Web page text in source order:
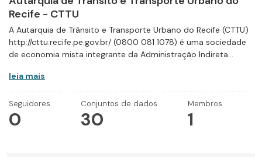
Recife - CTTU
A Autarquia de Trânsito e Transporte Urbano do Recife (CTTU)
http://cttu.recife.pe.gov.br/ (0800 081 1078) é uma sociedade
de economia mista integrante da Administração Indireta...
leia mais
Seguidores
0
Conjuntos de dados
30
Membros
1